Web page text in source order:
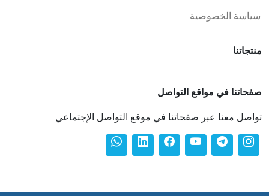
سياسة الخصوصية
منتجاتنا
صفحاتنا في مواقع التواصل
تواصل معنا عبر صفحاتنا في موقع التواصل الإجتماعي